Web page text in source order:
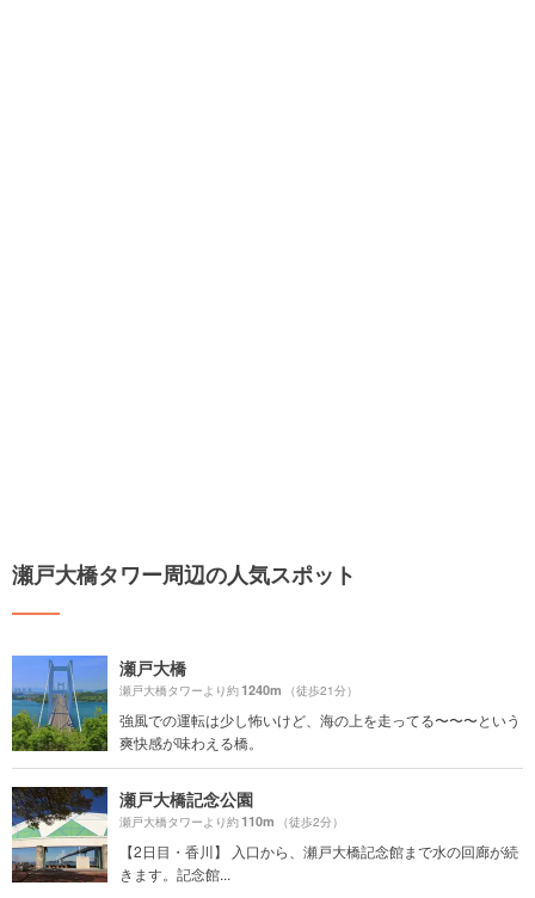
瀬戸大橋タワー周辺の人気スポット
瀬戸大橋
瀬戸大橋タワーより約1240m （徒歩21分）
強風での運転は少し怖いけど、海の上を走ってる〜〜〜という
爽快感が味わえる橋。
瀬戸大橋記念公園
瀬戸大橋タワーより約110m （徒歩2分）
【2日目・香川】 入口から、瀬戸大橋記念館まで水の回廊が続
きます。記念館...